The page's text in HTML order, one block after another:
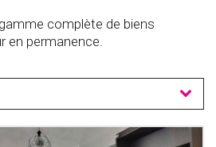
complète de biens
en permanence.